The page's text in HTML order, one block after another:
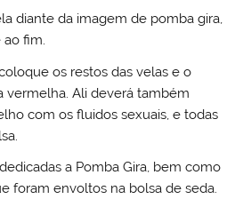
diante da imagem de pomba gira,
ao fim.
os restos das velas e o
vermelha. Ali deverá também
com os fluidos sexuais, e todas
a Pomba Gira, bem como
foram envoltos na bolsa de seda.